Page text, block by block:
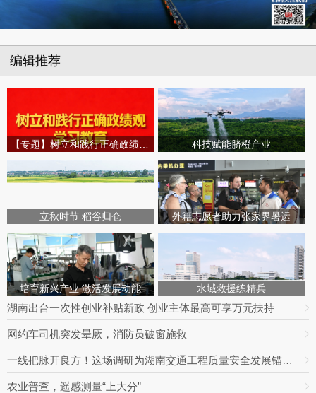
编辑推荐
科技赋能脐橙产业
立秋时节 稻谷归仓 外籍志愿者助力张家界暑运
培育新兴产业 激活发展动能 水域救援练精兵
湖南出台一次性创业补贴新政 创业主体最高可享万元扶持
网约车司机突发晕厥，消防员破窗施救
一线把脉开良方！这场调研为湖南交通工程质量安全发展锚定方向
农业普查，遥感测量“上大分”